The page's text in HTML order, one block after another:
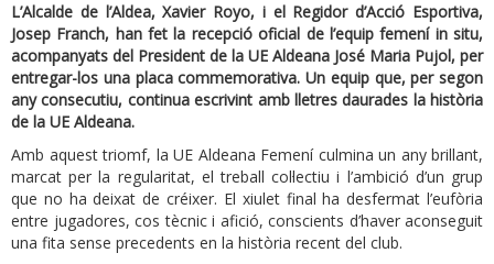
L’Alcalde de l’Aldea, Xavier Royo, i el Regidor d’Acció Esportiva,
Josep Franch, han fet la recepció oficial de l’equip femení in situ,
acompanyats del President de la UE Aldeana José Maria Pujol, per
entregar-los una placa commemorativa. Un equip que, per segon
any consecutiu, continua escrivint amb lletres daurades la història
de la UE Aldeana.
Amb aquest triomf, la UE Aldeana Femení culmina un any brillant,
marcat per la regularitat, el treball col·lectiu i l’ambició d’un grup
que no ha deixat de créixer. El xiulet final ha desfermat l’eufòria
entre jugadores, cos tècnic i afició, conscients d’haver aconseguit
una fita sense precedents en la història recent del club.